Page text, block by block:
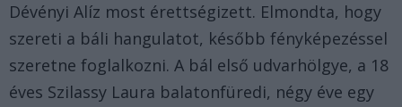
Dévényi Alíz most érettségizett. Elmondta, hogy
szereti a báli hangulatot, később fényképezéssel
szeretne foglalkozni. A bál első udvarhölgye, a 18
éves Szilassy Laura balatonfüredi, négy éve egy